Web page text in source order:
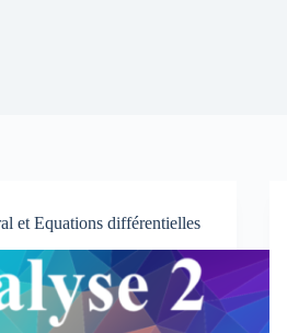
et Equations différentielles